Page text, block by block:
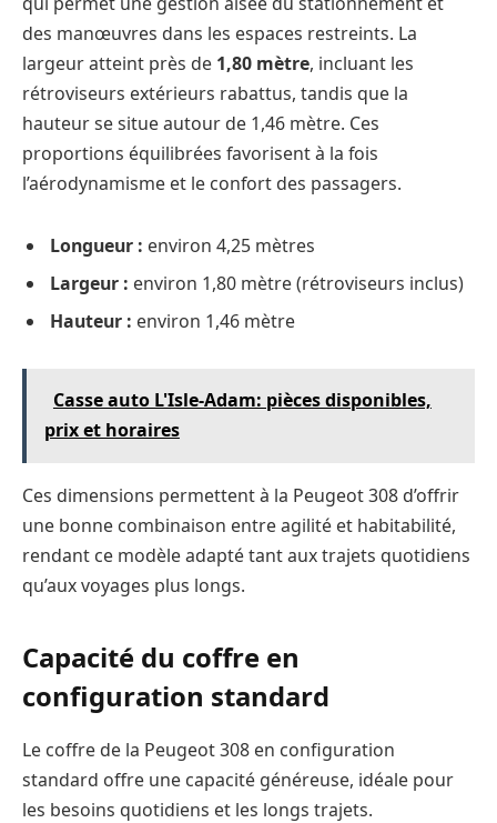
des manœuvres dans les espaces restreints. La
largeur atteint près de 1,80 mètre, incluant les
rétroviseurs extérieurs rabattus, tandis que la
hauteur se situe autour de 1,46 mètre. Ces
proportions équilibrées favorisent à la fois
l’aérodynamisme et le confort des passagers.
Longueur : environ 4,25 mètres
Largeur : environ 1,80 mètre (rétroviseurs inclus)
Hauteur : environ 1,46 mètre
Casse auto L'Isle-Adam: pièces disponibles,
prix et horaires
Ces dimensions permettent à la Peugeot 308 d’offrir
une bonne combinaison entre agilité et habitabilité,
rendant ce modèle adapté tant aux trajets quotidiens
qu’aux voyages plus longs.
Capacité du coffre en
configuration standard
Le coffre de la Peugeot 308 en configuration
standard offre une capacité généreuse, idéale pour
les besoins quotidiens et les longs trajets.